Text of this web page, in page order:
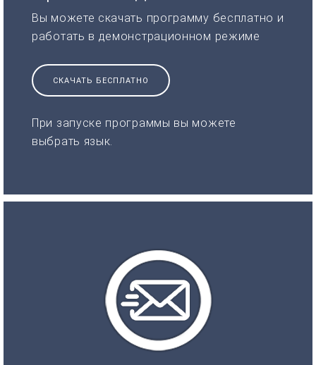
Вы можете скачать программу бесплатно и
работать в демонстрационном режиме
СКАЧАТЬ БЕСПЛАТНО
При запуске программы вы можете
выбрать язык.